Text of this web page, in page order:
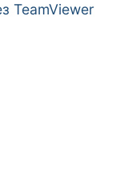
TeamViewer